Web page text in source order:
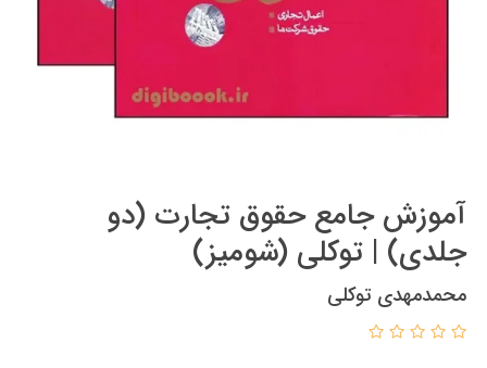
آموزش جامع حقوق تجارت (دو
جلدی) | توکلی (شومیز)
محمدمهدی توکلی